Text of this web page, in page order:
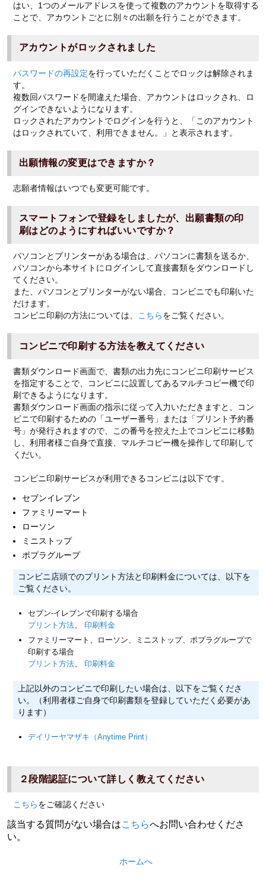
はい、1つのメールアドレスを使って複数のアカウントを取得する
ことで、アカウントごとに別々の出願を行うことができます。
アカウントがロックされました
パスワードの再設定を行っていただくことでロックは解除されま
す。
複数回パスワードを間違えた場合、アカウントはロックされ、ロ
グインできないようになります。
ロックされたアカウントでログインを行うと、「このアカウント
はロックされていて、利用できません。」と表示されます。
出願情報の変更はできますか？
志願者情報はいつでも変更可能です。
スマートフォンで登録をしましたが、出願書類の印
刷はどのようにすればいいですか？
パソコンとプリンターがある場合は、パソコンに書類を送るか、
パソコンから本サイトにログインして直接書類をダウンロードし
てください。
また、パソコンとプリンターがない場合、コンビニでも印刷いた
だけます。
コンビニ印刷の方法については、 こちらをご覧ください。
コンビニで印刷する方法を教えてください
書類ダウンロード画面で、書類の出力先にコンビニ印刷サービス
を指定することで、コンビニに設置してあるマルチコピー機で印
刷できるようになります。
書類ダウンロード画面の指示に従って入力いただきますと、コン
ビニで印刷するための「ユーザー番号」または「プリント予約番
号」が発行されますので、この番号を控えた上でコンビニに移動
し、利用者様ご自身で直接、マルチコピー機を操作して印刷して
くだい。
コンビニ印刷サービスが利用できるコンビニは以下です。
セブンイレブン
ファミリーマート
ローソン
ミニストップ
ポプラグループ
コンビニ店頭でのプリント方法と印刷料金については、以下を
ご覧ください。
セブン-イレブンで印刷する場合
プリント方法
印刷料金
ファミリーマート、ローソン、ミニストップ、ポプラグループで
印刷する場合
プリント方法
印刷料金
上記以外のコンビニで印刷したい場合は、以下をご覧くださ
い。（利用者様ご自身で印刷書類を登録していただく必要があ
ります）
デイリーヤマザキ（Anytime Print）
２段階認証について詳しく教えてください
こちらをご確認ください
該当する質問がない場合はこちらへお問い合わせくださ
い。
ホームへ